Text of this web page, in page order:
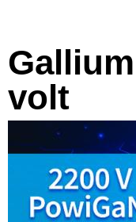
volt